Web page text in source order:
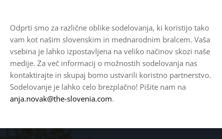
Odprti smo za različne oblike sodelovanja, ki koristijo tako
vam kot našim slovenskim in mednarodnim bralcem. Vaša
vsebina je lahko izpostavljena na veliko načinov skozi naše
medije. Za več informacij o možnostih sodelovanja nas
kontaktirajte in skupaj bomo ustvarili koristno partnerstvo.
Sodelovanje je lahko celo brezplačno! Pišite nam na
anja.novak@the-slovenia.com.